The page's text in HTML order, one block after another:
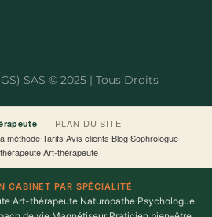
SAS © 2025 | Tous Droits
·
PLAN DU SITE
méthode·Tarifs·Avis clients·Blog·Sophrologue·
·Art-thérapeute
CABINET PAR SPÉCIALITÉ
·Art-thérapeute·Naturopathe·Psychologue·
· · ·